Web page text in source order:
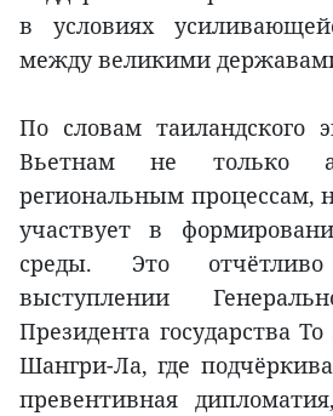
в условиях
между великими
По словам таиландского
Вьетнам не только
региональным процессам,
участвует в
среды. Это
выступлении
Президента государства
Шангри-Ла, где
превентивная